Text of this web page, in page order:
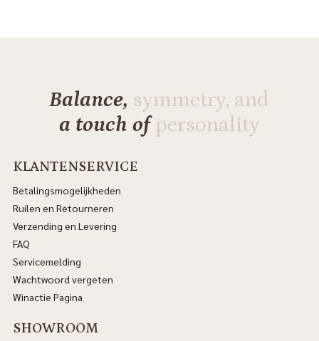
Balance, symmetry, and
a touch ofpersonality
KLANTENSERVICE
Betalingsmogelijkheden
Ruilen en Retourneren
Verzending en Levering
FAQ
Servicemelding
Wachtwoord vergeten
Winactie Pagina
SHOWROOM